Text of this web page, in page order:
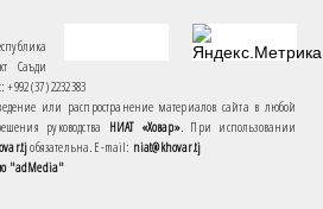
Саъди
+992 (37) 2232383
или распространение материалов сайта в любой
руководства НИАТ «Ховар». При использовании
обязательна. E-mail: niat@khovar.tj
"adMedia"